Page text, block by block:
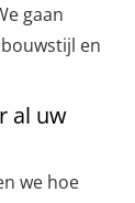
gaan
en
al uw
we hoe